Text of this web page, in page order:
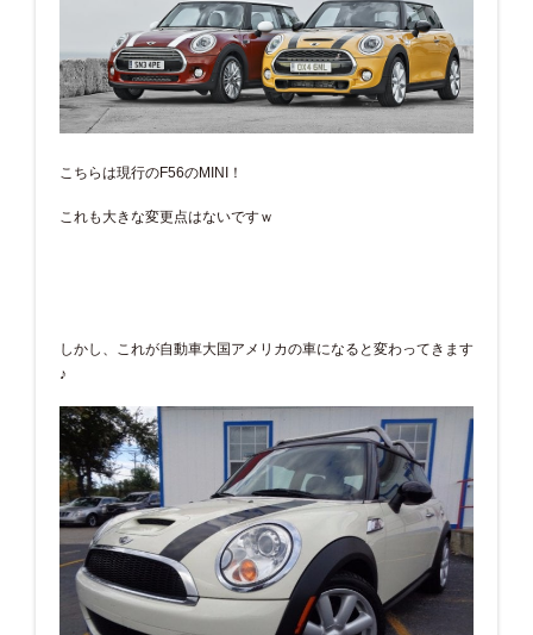
こちらは現行のF56のMINI！
これも大きな変更点はないですｗ
しかし、これが自動車大国アメリカの車になると変わってきます
♪